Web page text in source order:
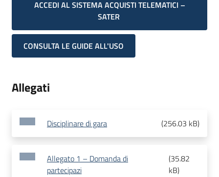
ACCEDI AL SISTEMA ACQUISTI TELEMATICI –
SATER
CONSULTA LE GUIDE ALL'USO
Allegati
Disciplinare di gara (256.03 kB)
Allegato 1 – Domanda di
partecipazi
(35.82
kB)